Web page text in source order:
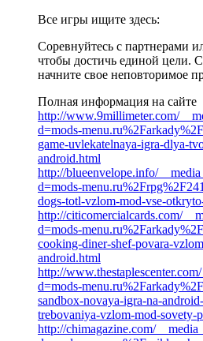
Все игры ищите здесь:
Соревнуйтесь с партнерами
чтобы достичь единой цели.
начните свое неповторимое
Полная информация на сайте
http://www.9millimeter.com/
d=mods-
game-uvlekatelnaya-igra-dlya-
android.html
http://blueenvelope.info/
d=mods-
dogs-totl-vzlom-mod-vse-
http://citicomercialcards.com/
d=mods-
cooking-diner-shef-povara-
android.html
http://
d=mods-
sandbox-novaya-igra-na-
trebovaniya-vzlom-mod-sovety-
http://chimagazine.com/